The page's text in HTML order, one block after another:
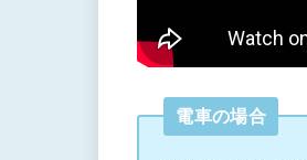
電車の場合